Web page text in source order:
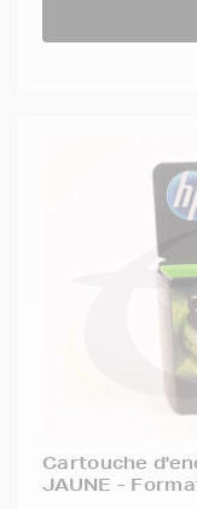
Cartouche
JAUNE -